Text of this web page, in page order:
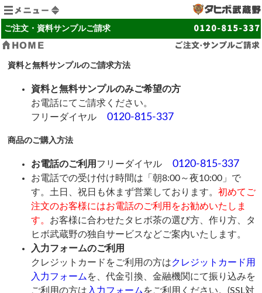
タヒボ茶とは
タヒボ茶の作り方と飲み方
「タヒボNFD」の種類・価格
「タヒボNFD」の基礎栄養素
製造工程・安全性試験
お客様サポート
お知らせ
ご注文・資料サンプルご請求
サイトマップ
ご注文・資料サンプルご請求
資料と無料サンプルのご請求方法
資料と無料サンプルのみご希望の方
お電話にてご請求ください。
フリーダイヤル 0120-815-337
商品のご購入方法
お電話のご利用 フリーダイヤル 0120-815-337
お電話での受け付け時間は「朝8:00～夜10:00」で
す。土日、祝日も休まず営業しております。 初めてご
注文のお客様にはお電話のご利用をお勧めいたしま
す。 お客様に合わせたタヒボ茶の選び方、作り方、タ
ヒボ武蔵野の独自サービスなどご案内いたします。
入力フォームのご利用
クレジットカードをご利用の方はクレジットカード用
入力フォーム を、代金引換、金融機関にて振り込みを
ご利用の方は 入力フォーム をご利用ください。(SSL対